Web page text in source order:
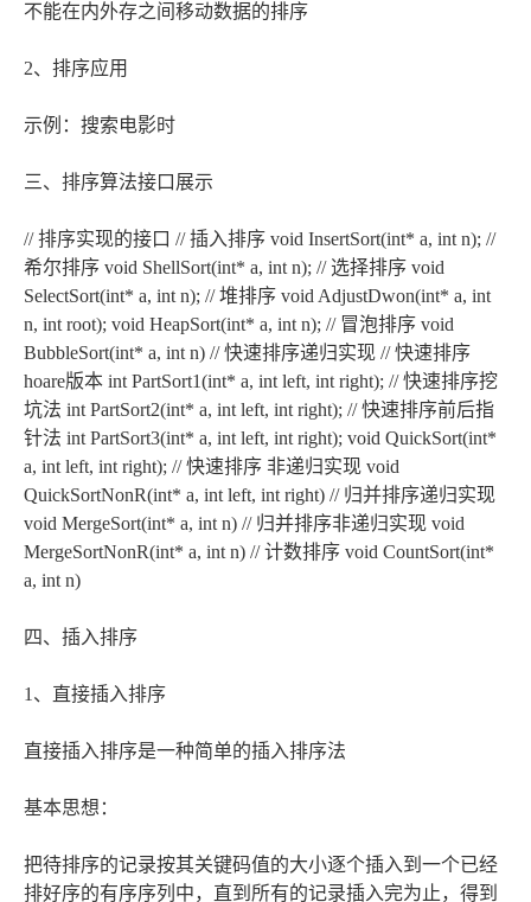
不能在内外存之间移动数据的排序
2、排序应用
示例：搜索电影时
三、排序算法接口展示
// 排序实现的接口 // 插入排序 void InsertSort(int* a, int n); //
希尔排序 void ShellSort(int* a, int n); // 选择排序 void
SelectSort(int* a, int n); // 堆排序 void AdjustDwon(int* a, int
n, int root); void HeapSort(int* a, int n); // 冒泡排序 void
BubbleSort(int* a, int n) // 快速排序递归实现 // 快速排序
hoare版本 int PartSort1(int* a, int left, int right); // 快速排序挖
坑法 int PartSort2(int* a, int left, int right); // 快速排序前后指
针法 int PartSort3(int* a, int left, int right); void QuickSort(int*
a, int left, int right); // 快速排序 非递归实现 void
QuickSortNonR(int* a, int left, int right) // 归并排序递归实现
void MergeSort(int* a, int n) // 归并排序非递归实现 void
MergeSortNonR(int* a, int n) // 计数排序 void CountSort(int*
a, int n)
四、插入排序
1、直接插入排序
直接插入排序是一种简单的插入排序法
基本思想：
把待排序的记录按其关键码值的大小逐个插入到一个已经
排好序的有序序列中，直到所有的记录插入完为止，得到